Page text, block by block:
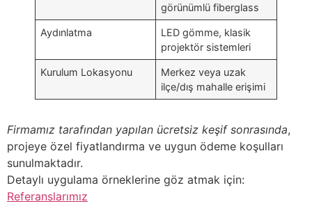
görünümlü fiberglass
Aydınlatma
LED gömme, klasik
projektör sistemleri
Kurulum Lokasyonu
Merkez veya uzak
ilçe/dış mahalle erişimi
Firmamız tarafından yapılan ücretsiz keşif sonrasında,
projeye özel fiyatlandırma ve uygun ödeme koşulları
sunulmaktadır.
Detaylı uygulama örneklerine göz atmak için:
Referanslarımız